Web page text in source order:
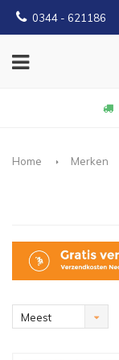
0344 - 621186
Home Merken
Meest